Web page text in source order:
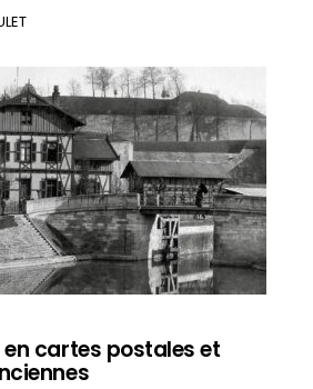
en cartes postales et